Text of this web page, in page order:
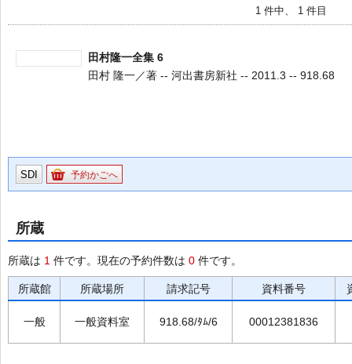
1 件中、 1 件目
田村隆一全集 6
田村 隆一／著 -- 河出書房新社 -- 2011.3 -- 918.68
SDI 予約かごへ
所蔵
所蔵は 1 件です。現在の予約件数は 0 件です。
所蔵館 所蔵場所 請求記号 資料番号
一般 一般資料室 918.68/ﾀﾑ/6 00012381836